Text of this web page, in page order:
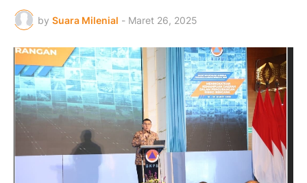
by Suara Milenial - Maret 26, 2025